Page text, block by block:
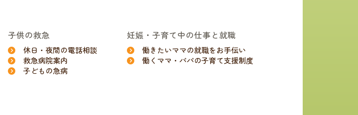
子供の救急
休日・夜間の電話相談
救急病院案内
子どもの急病
妊娠・子育て中の仕事と就職
働きたいママの就職をお手伝い
働くママ・パパの子育て支援制度